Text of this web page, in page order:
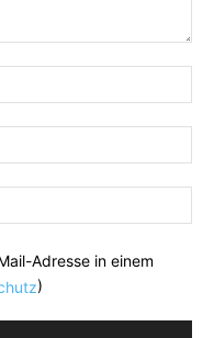
Adresse in einem
)